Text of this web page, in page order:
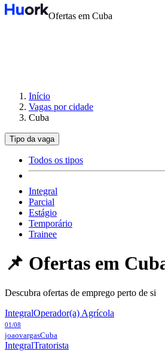
Ofertas em Cuba
Início
Vagas por cidade
Cuba
Tipo da vaga
Todos os tipos
Integral
Parcial
Estágio
Temporário
Trainee
📌 Ofertas em
Descubra ofertas de emprego perto de si
IntegralOperador(a) Agrícola
01/08
joaovargasCuba
IntegralTratorista